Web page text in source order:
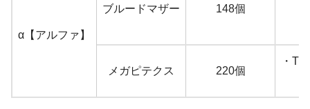
α【アルファ】
ブルードマザー 148個
メガピテクス 220個
・